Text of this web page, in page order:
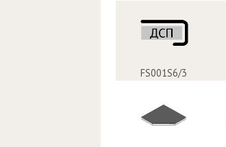
FS001S6/3